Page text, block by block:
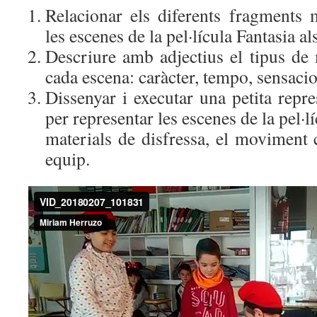
Relacionar els diferents fragments
les escenes de la pel·lícula Fantasia
Descriure amb adjectius el tipus de
cada escena: caràcter, tempo,
Dissenyar i executar una petita
per representar les escenes de la
materials de disfressa, el
equip.